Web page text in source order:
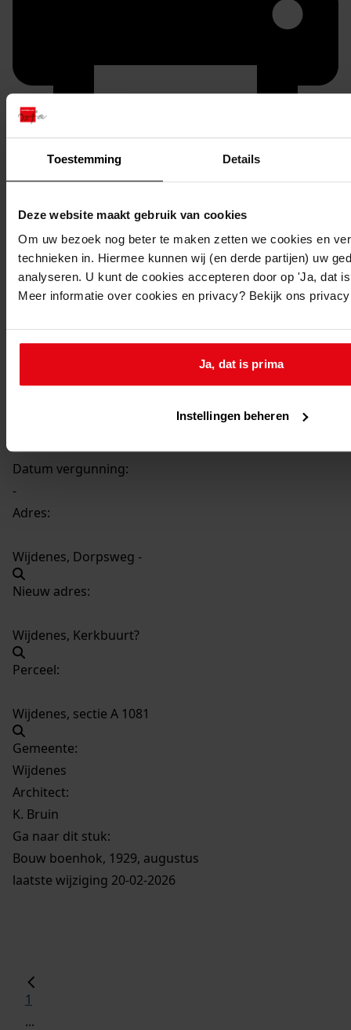
Toestemming Details
Deze website maakt gebruik van cookies
Om uw bezoek nog beter te maken zetten we cookies en
technieken in. Hiermee kunnen wij (en derde partijen) uw
analyseren. U kunt de cookies accepteren door op 'Ja, dat
Meer informatie over cookies en privacy? Bekijk ons
Ja, dat is prima
Instellingen beheren
Printen
Inventaris
Bouw boenhok, 1929, augustus
Datering
Bouw boenhok
Datum vergunning:
-
Adres:
Wijdenes, Dorpsweg -
Nieuw adres:
Wijdenes, Kerkbuurt?
Perceel:
Wijdenes, sectie A 1081
Gemeente:
Wijdenes
Architect:
K. Bruin
Ga naar dit stuk:
Bouw boenhok, 1929, augustus
laatste wijziging 20-02-2026
1
...